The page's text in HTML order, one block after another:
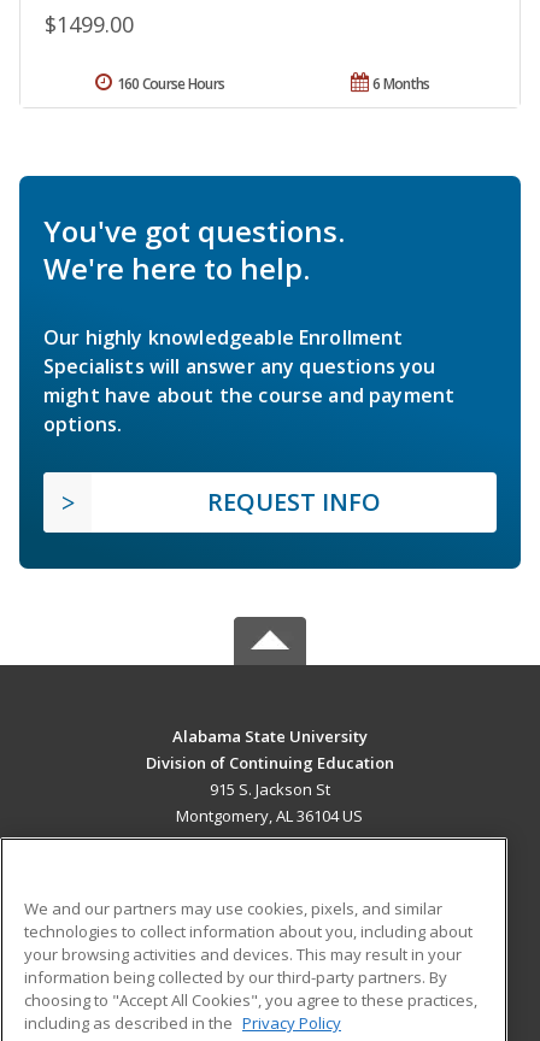
$1499.00
6 Months
160 Course Hours
You've got questions.
We're here to help.
Our highly knowledgeable Enrollment
Specialists will answer any questions you
might have about the course and payment
options.
REQUEST INFO
Alabama State University
Division of Continuing Education
915 S. Jackson St
Montgomery, AL 36104 US
ADDITIONAL RESOURCES
Military
Financial Assistance
Help
Student Blog
We and our partners may use cookies, pixels, and similar
technologies to collect information about you, including about
your browsing activities and devices. This may result in your
information being collected by our third-party partners. By
choosing to "Accept All Cookies", you agree to these practices,
including as described in the Privacy Policy